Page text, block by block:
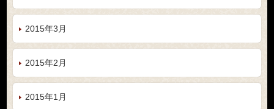
2015年3月
2015年2月
2015年1月